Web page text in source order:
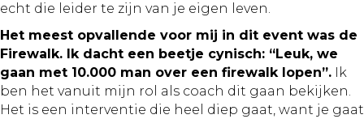
echt die leider te zijn van je eigen leven.
Het meest opvallende voor mij in dit event was de
Firewalk. Ik dacht een beetje cynisch: “Leuk, we
gaan met 10.000 man over een firewalk lopen”. Ik
ben het vanuit mijn rol als coach dit gaan bekijken.
Het is een interventie die heel diep gaat, want je gaat